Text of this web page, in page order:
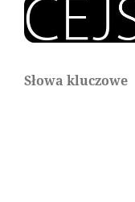
Słowa kluczowe